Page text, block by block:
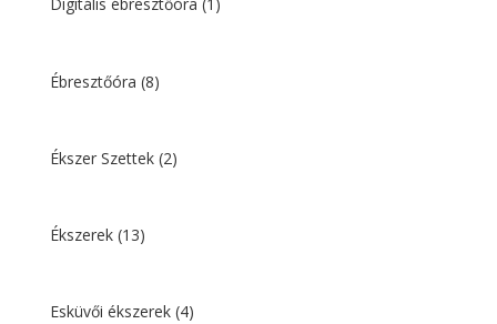
Digitális ébresztőóra (1)
Ébresztőóra (8)
Ékszer Szettek (2)
Ékszerek (13)
Esküvői ékszerek (4)